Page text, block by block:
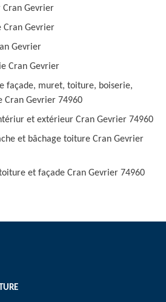
Gevrier
Cran Gevrier
Gevrier
Cran Gevrier
façade, muret, toiture, boiserie,
Gevrier 74960
et extérieur Cran Gevrier 74960
et bâchage toiture Cran Gevrier
et façade Cran Gevrier 74960